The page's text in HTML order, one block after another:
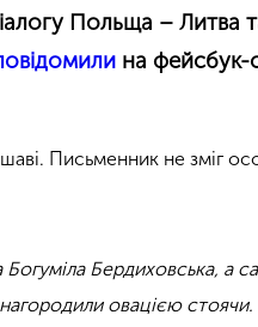
Польща – Литва
на фейсбук-
Письменник не зміг
Бердиховська, а
овацією